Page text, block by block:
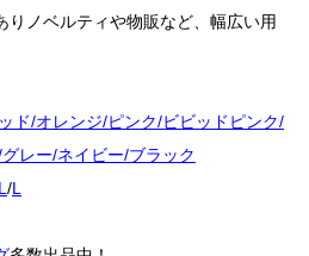
りノベルティや物販など、幅広い用
ド/オレンジ/ピンク/ビビッドピンク/
レー/ネイビー/ブラック
/L